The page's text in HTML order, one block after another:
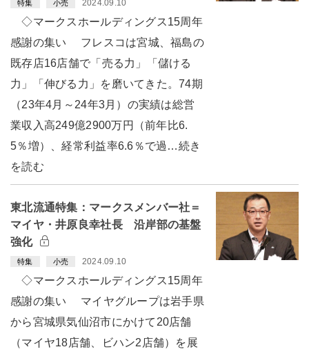
特集 小売 2024.09.10
◇マークスホールディングス15周年
感謝の集い フレスコは宮城、福島の
既存店16店舗で「売る力」「儲ける
力」「伸びる力」を磨いてきた。74期
（23年4月～24年3月）の実績は総営
業収入高249億2900万円（前年比6.
5％増）、経常利益率6.6％で過…続き
を読む
東北流通特集：マークスメンバー社＝
マイヤ・井原良幸社長 沿岸部の基盤
強化
特集 小売 2024.09.10
◇マークスホールディングス15周年
感謝の集い マイヤグループは岩手県
から宮城県気仙沼市にかけて20店舗
（マイヤ18店舗、ビハン2店舗）を展